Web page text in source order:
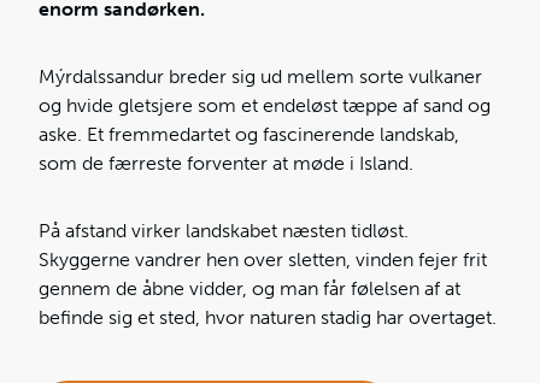
enorm sandørken.
Mýrdalssandur breder sig ud mellem sorte vulkaner
og hvide gletsjere som et endeløst tæppe af sand og
aske. Et fremmedartet og fascinerende landskab,
som de færreste forventer at møde i Island.
På afstand virker landskabet næsten tidløst.
Skyggerne vandrer hen over sletten, vinden fejer frit
gennem de åbne vidder, og man får følelsen af at
befinde sig et sted, hvor naturen stadig har overtaget.